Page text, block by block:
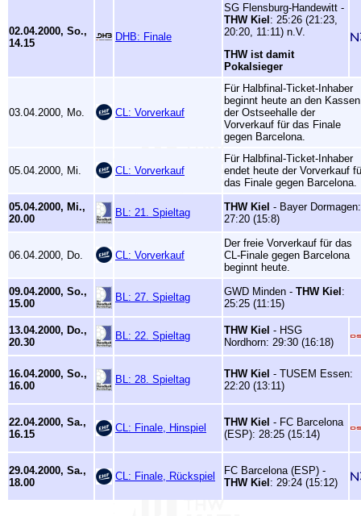
02.04.2000, So.,
14.15
DHB: Finale
SG Flensburg-Handewitt -
THW Kiel : 25:26 (21:23,
20:20, 11:11) n.V.
THW ist damit
Pokalsieger
03.04.2000, Mo. CL: Vorverkauf
Für Halbfinal-Ticket-Inhaber
beginnt heute an den Kassen
der Ostseehalle der
Vorverkauf für das Finale
gegen Barcelona.
05.04.2000, Mi. CL: Vorverkauf
Für Halbfinal-Ticket-Inhaber
endet heute der Vorverkauf
das Finale gegen Barcelona.
05.04.2000, Mi.,
20.00
BL: 21. Spieltag THW Kiel - Bayer Dormagen:
27:20 (15:8)
06.04.2000, Do. CL: Vorverkauf
Der freie Vorverkauf für das
CL-Finale gegen Barcelona
beginnt heute.
09.04.2000, So.,
15.00
BL: 27. Spieltag GWD Minden - THW Kiel :
25:25 (11:15)
13.04.2000, Do.,
20.30
BL: 22. Spieltag THW Kiel - HSG
Nordhorn: 29:30 (16:18)
16.04.2000, So.,
16.00
BL: 28. Spieltag THW Kiel - TUSEM Essen:
22:20 (13:11)
22.04.2000, Sa.,
16.15
CL: Finale, Hinspiel THW Kiel - FC Barcelona
(ESP): 28:25 (15:14)
29.04.2000, Sa.,
18.00
CL: Finale, Rückspiel
FC Barcelona (ESP) -
THW Kiel : 29:24 (15:12)